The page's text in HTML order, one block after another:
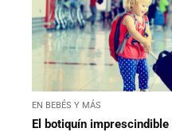
EN BEBÉS Y MÁS
El botiquín